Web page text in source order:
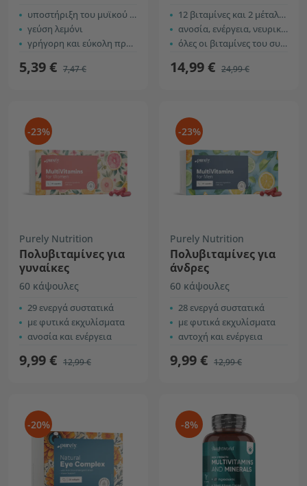
υποστήριξη του μυϊκού και νευρικού συστήματος
γεύση λεμόνι
γρήγορη και εύκολη προετοιμασία
5,39 € 7,47 €
12 βιταμίνες και 2 μέταλλα
ανοσία, ενέργεια, νευρικό σύστημα, κ.α.
όλες οι βιταμίνες του συμπλέγματος B
14,99 € 24,99 €
-23%
Purely Nutrition
Πολυβιταμίνες για
γυναίκες
60 κάψουλες
29 ενεργά συστατικά
με φυτικά εκχυλίσματα
ανοσία και ενέργεια
9,99 € 12,99 €
-23%
Purely Nutrition
Πολυβιταμίνες για
άνδρες
60 κάψουλες
28 ενεργά συστατικά
με φυτικά εκχυλίσματα
αντοχή και ενέργεια
9,99 € 12,99 €
-20% -8%